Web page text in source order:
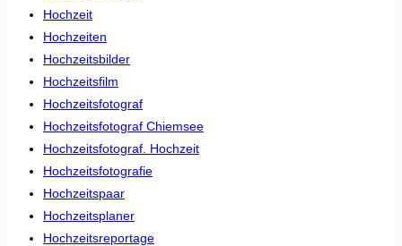
Hochzeit
Hochzeiten
Hochzeitsbilder
Hochzeitsfilm
Hochzeitsfotograf
Hochzeitsfotograf Chiemsee
Hochzeitsfotograf. Hochzeit
Hochzeitsfotografie
Hochzeitspaar
Hochzeitsplaner
Hochzeitsreportage